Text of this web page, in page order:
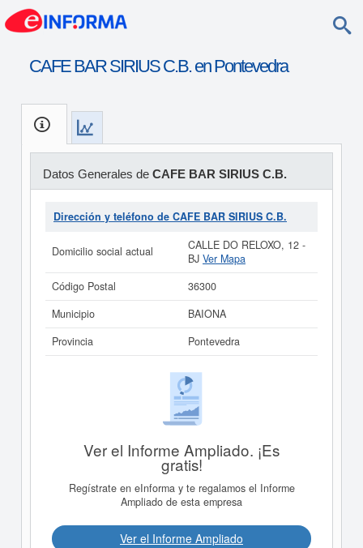
CAFE BAR SIRIUS C.B. en Pontevedra
Datos Generales de CAFE BAR SIRIUS C.B.
Dirección y teléfono de CAFE BAR SIRIUS C.B.
Domicilio social actual
CALLE DO RELOXO, 12 -
BJ Ver Mapa
Código Postal
36300
Municipio
BAIONA
Provincia
Pontevedra
Ver el Informe Ampliado. ¡Es
gratis!
Regístrate en eInforma y te regalamos el Informe
Ampliado de esta empresa
Ver el Informe Ampliado